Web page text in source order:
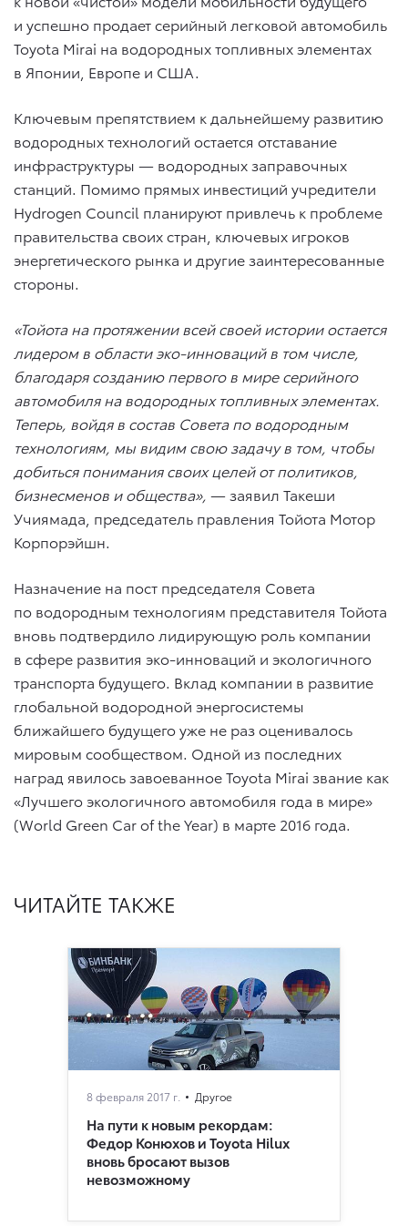
и успешно продает серийный легковой автомобиль
Toyota Mirai на водородных топливных элементах
в Японии, Европе и США.
Ключевым препятствием к дальнейшему развитию
водородных технологий остается отставание
инфраструктуры — водородных заправочных
станций. Помимо прямых инвестиций учредители
Hydrogen Council планируют привлечь к проблеме
правительства своих стран, ключевых игроков
энергетического рынка и другие заинтересованные
стороны.
«Тойота на протяжении всей своей истории остается
лидером в области эко-инноваций в том числе,
благодаря созданию первого в мире серийного
автомобиля на водородных топливных элементах.
Теперь, войдя в состав Совета по водородным
технологиям, мы видим свою задачу в том, чтобы
добиться понимания своих целей от политиков,
бизнесменов и общества», — заявил Такеши
Учиямада, председатель правления Тойота Мотор
Корпорэйшн.
Назначение на пост председателя Совета
по водородным технологиям представителя Тойота
вновь подтвердило лидирующую роль компании
в сфере развития эко-инноваций и экологичного
транспорта будущего. Вклад компании в развитие
глобальной водородной энергосистемы
ближайшего будущего уже не раз оценивалось
мировым сообществом. Одной из последних
наград явилось завоеванное Toyota Mirai звание как
«Лучшего экологичного автомобиля года в мире»
(World Green Car of the Year) в марте 2016 года.
ЧИТАЙТЕ ТАКЖЕ
8 февраля 2017 г. Другое
На пути к новым рекордам:
Федор Конюхов и Toyota Hilux
вновь бросают вызов
невозможному